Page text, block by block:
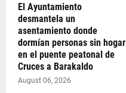
El Ayuntamiento
desmantela un
asentamiento donde
dormían personas sin hogar
en el puente peatonal de
Cruces a Barakaldo
August 06, 2026